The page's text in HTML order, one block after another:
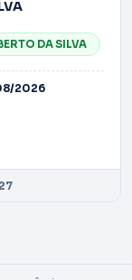
DA SILVA
2026